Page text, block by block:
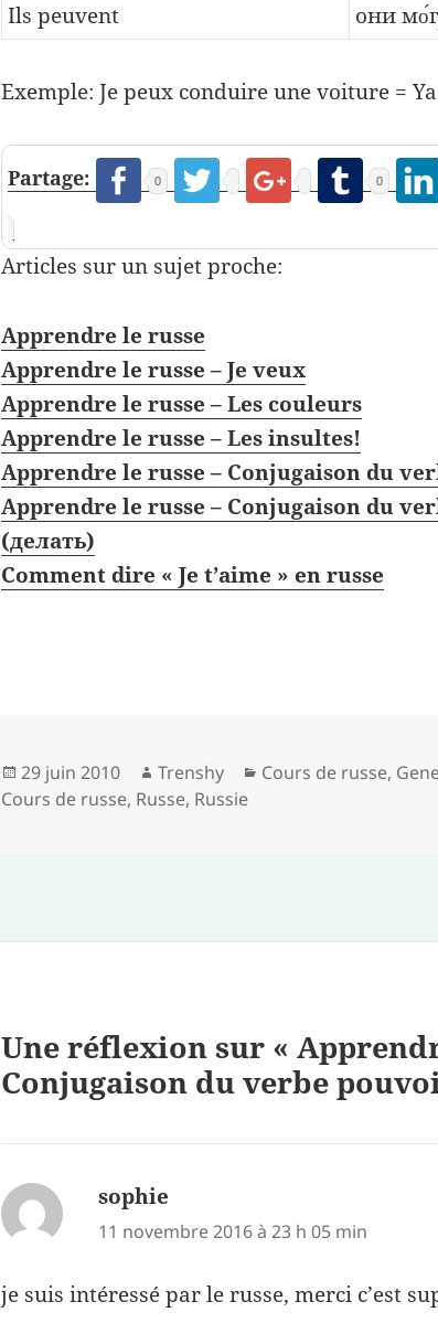
Ils peuvent
они
Exemple: Je peux conduire une voiture =
Partage: 0 0
Articles sur un sujet proche:
Apprendre le russe
Apprendre le russe – Je veux
Apprendre le russe – Les couleurs
Apprendre le russe – Les insultes!
Apprendre le russe – Conjugaison du
Apprendre le russe – Conjugaison du
(делать)
Comment dire « Je t’aime » en russe
Publié
le
29 juin 2010 Auteur
Trenshy Catégories
Cours de russe,
Cours de russe, Russe, Russie
Une réflexion sur «
Conjugaison du verbe
sophie
11 novembre 2016 à 23 h 05 min
je suis intéressé par le russe, merci c’est